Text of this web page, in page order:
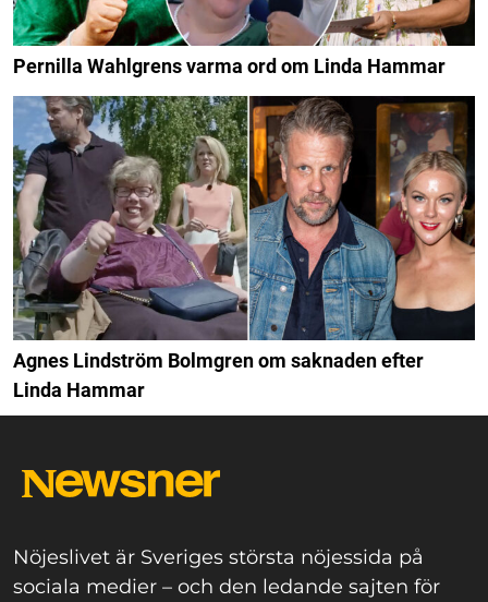
Pernilla Wahlgrens varma ord om Linda Hammar
Agnes Lindström Bolmgren om saknaden efter
Linda Hammar
Nöjeslivet är Sveriges största nöjessida på
sociala medier – och den ledande sajten för